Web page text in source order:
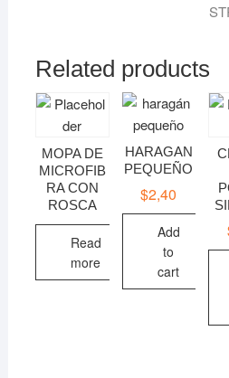
Related products
MOPA DE
MICROFIB
RA CON
ROSCA
Read
more
HARAGAN
PEQUEÑO
$2,40
Add
to
cart